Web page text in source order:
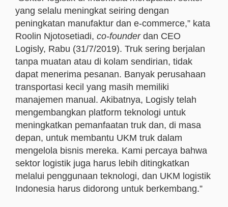
yang selalu meningkat seiring dengan
peningkatan manufaktur dan e-commerce,” kata
Roolin Njotosetiadi, co-founderdan CEO
Logisly, Rabu (31/7/2019). Truk sering berjalan
tanpa muatan atau di kolam sendirian, tidak
dapat menerima pesanan. Banyak perusahaan
transportasi kecil yang masih memiliki
manajemen manual. Akibatnya, Logisly telah
mengembangkan platform teknologi untuk
meningkatkan pemanfaatan truk dan, di masa
depan, untuk membantu UKM truk dalam
mengelola bisnis mereka. Kami percaya bahwa
sektor logistik juga harus lebih ditingkatkan
melalui penggunaan teknologi, dan UKM logistik
Indonesia harus didorong untuk berkembang.”